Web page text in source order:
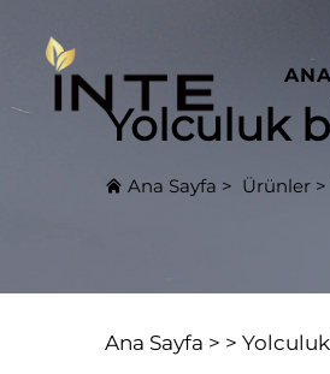
Yolculuk
Ana Sayfa > Ürünler >
Ana Sayfa > >